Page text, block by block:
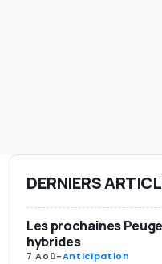
DERNIERS
Les prochaines
hybrides
7 Aoû-Anticipation